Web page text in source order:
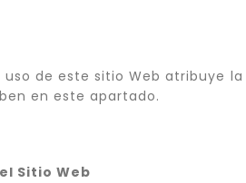
de este sitio Web atribuye
en este apartado.
Sitio Web